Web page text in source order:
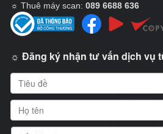
☼ Thuê máy scan: 089 6688 636
☼ Đăng ký nhận tư vấn dịch vụ